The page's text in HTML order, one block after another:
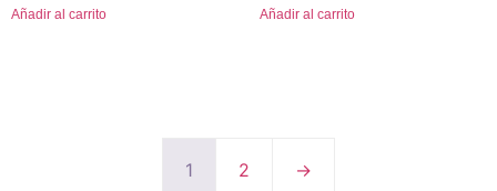
Añadir al carrito Añadir al carrito
1 2 →